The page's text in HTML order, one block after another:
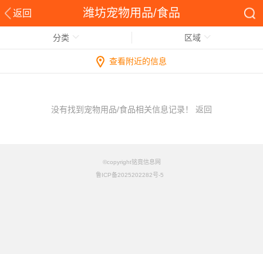
返回 潍坊宠物用品/食品
分类 区域
查看附近的信息
没有找到宠物用品/食品相关信息记录！ 返回
©copyright铭竟信息网
鲁ICP备2025202282号-5